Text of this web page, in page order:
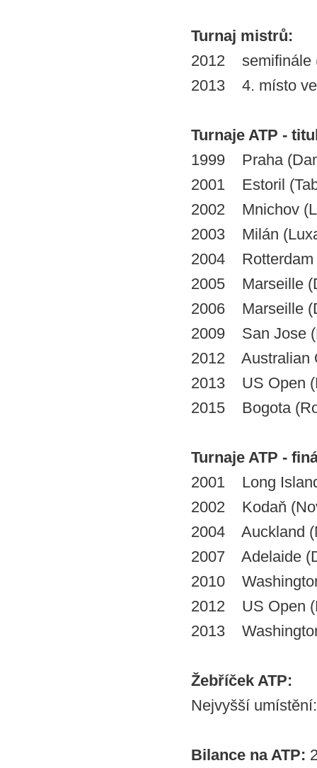
Turnaj mistrů:
2012 semifinále
2013 4. místo ve
Turnaje ATP -
1999 Praha
2001 Estoril
2002 Mnichov
2003 Milán
2004 Rotterdam
2005 Marseille
2006 Marseille
2009 San Jose
2012 Australian
2013 US Open
2015 Bogota
Turnaje ATP -
2001 Long
2002 Kodaň
2004 Auckland
2007 Adelaide
2010
2012 US Open
2013
Žebříček ATP:
Nejvyšší
Bilance na ATP: